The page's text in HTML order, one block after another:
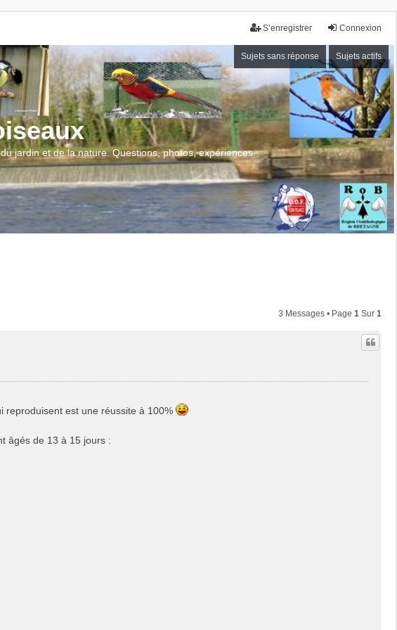
Connexion
S’enregistrer
Sujets sans réponse Sujets actifs
jardin et de la nature. Questions, photos, expériences.
3 Messages • Page 1 Sur 1
reproduisent est une réussite à 100%
âgés de 13 à 15 jours :